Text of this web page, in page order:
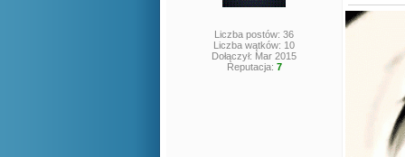
Liczba postów: 36
Liczba wątków: 10
Dołączył: Mar 2015
Reputacja: 7